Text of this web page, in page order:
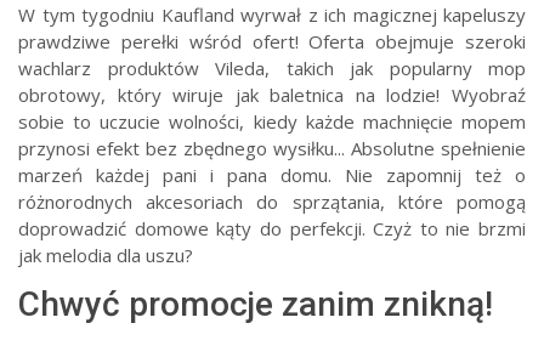
W tym tygodniu Kaufland wyrwał z ich magicznej kapeluszy
prawdziwe perełki wśród ofert! Oferta obejmuje szeroki
wachlarz produktów Vileda, takich jak popularny mop
obrotowy, który wiruje jak baletnica na lodzie! Wyobraź
sobie to uczucie wolności, kiedy każde machnięcie mopem
przynosi efekt bez zbędnego wysiłku... Absolutne spełnienie
marzeń każdej pani i pana domu. Nie zapomnij też o
różnorodnych akcesoriach do sprzątania, które pomogą
doprowadzić domowe kąty do perfekcji. Czyż to nie brzmi
jak melodia dla uszu?
Chwyć promocje zanim znikną!